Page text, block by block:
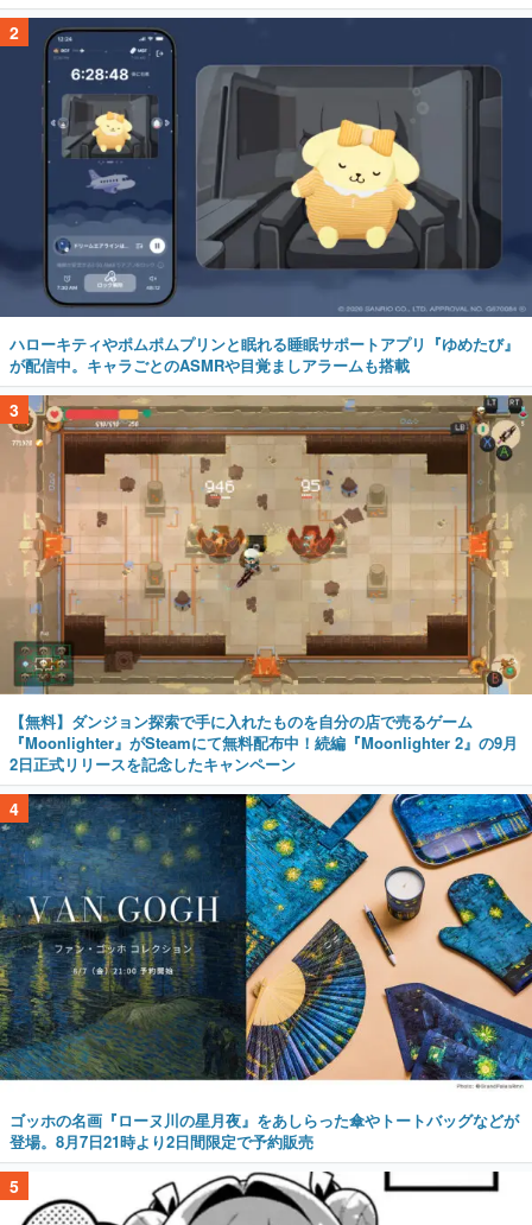
2
ハローキティやポムポムプリンと眠れる睡眠サポートアプリ『ゆめたび』
が配信中。キャラごとのASMRや目覚ましアラームも搭載
3
【無料】ダンジョン探索で手に入れたものを自分の店で売るゲーム
『Moonlighter』がSteamにて無料配布中！続編『Moonlighter 2』の9月
2日正式リリースを記念したキャンペーン
4
ゴッホの名画『ローヌ川の星月夜』をあしらった傘やトートバッグなどが
登場。8月7日21時より2日間限定で予約販売
5